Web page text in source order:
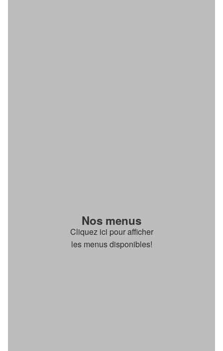
Nos menus
Cliquez ici pour afficher
les menus disponibles!